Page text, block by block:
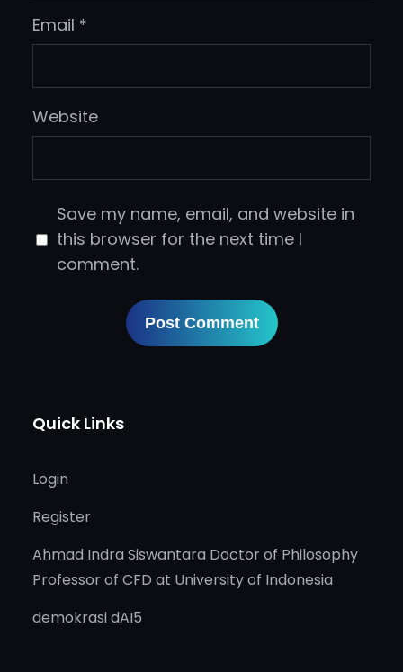
Email *
Website
Save my name, email, and website in
this browser for the next time I
comment.
Quick Links
Login
Register
Ahmad Indra Siswantara Doctor of Philosophy
Professor of CFD at University of Indonesia
demokrasi dAI5